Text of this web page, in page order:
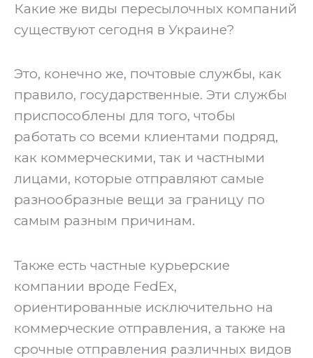
Какие же виды пересылочных компаний
существуют сегодня в Украине?
‍Это, конечно же, почтовые службы, как
правило, государственные. Эти службы
приспособлены для того, чтобы
работать со всеми клиентами подряд,
как коммерческими, так и частными
лицами, которые отправляют самые
разнообразные вещи за границу по
самым разным причинам.
‍Также есть частные курьерские
компании вроде FedEx,
ориентированные исключительно на
коммерческие отправления, а также на
срочные отправления различных видов